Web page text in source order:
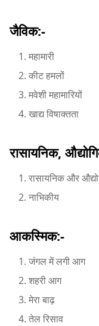
जैविक:-
महामारी
कीट हमलों
मवेशी महामारियों
खाद्य विषाक्तता
रासायनिक,
रासायनिक और
नाभिकीय
आकस्मिक:-
जंगल में लगी आग
शहरी आग
मेरा बाढ़
तेल रिसाव